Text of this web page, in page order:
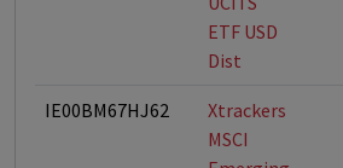
ETF USD
Dist
IE00BM67HJ62
Xtrackers
MSCI